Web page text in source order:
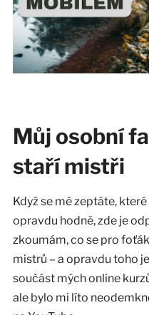
Můj osobní
staří mistři
Když se mě zeptáte,
opravdu hodně, zde je
zkoumám, co se pro
mistrů – a opravdu toho
součást mých online
ale bylo mi líto